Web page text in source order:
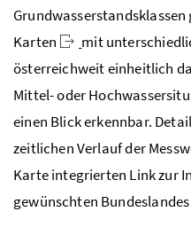
Karten
mit
österreichweit einheitlich
Mittel- oder
einen Blick erkennbar.
zeitlichen Verlauf der
Karte integrierten Link zur
gewünschten